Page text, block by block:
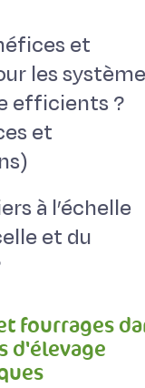
et
les
efficients ?
et
à l’échelle
et du
fourrages
d'élevage